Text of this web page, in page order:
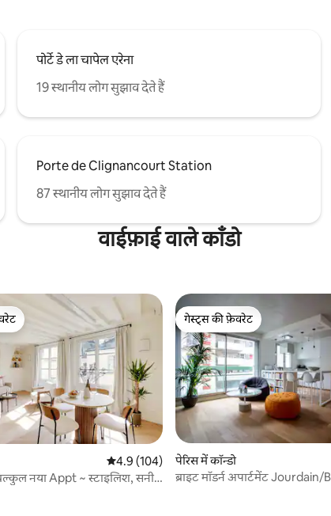
पोर्टे डे ला चापेल एरेना
19 स्थानीय लोग सुझाव देते हैं
Porte de Clignancourt Station
87 स्थानीय लोग सुझाव देते हैं
वाईफ़ाई वाले काँडो
औसत रेटिंग 5 में से 4.9, 104 समीक्षाएँ
4.9 (104)
नया Appt ~ स्टाइलिश, सनी
गेस्ट्स की फ़ेवरेट
गेस्ट्स की फ़ेवरेट
पेरिस में कॉन्डो
ब्राइट मॉडर्न अपार्टमेंट